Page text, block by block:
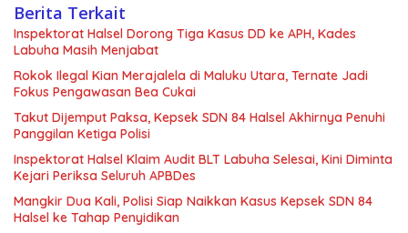
Berita Terkait
Inspektorat Halsel Dorong Tiga Kasus DD ke APH, Kades
Labuha Masih Menjabat
Rokok Ilegal Kian Merajalela di Maluku Utara, Ternate Jadi
Fokus Pengawasan Bea Cukai
Takut Dijemput Paksa, Kepsek SDN 84 Halsel Akhirnya Penuhi
Panggilan Ketiga Polisi
Inspektorat Halsel Klaim Audit BLT Labuha Selesai, Kini Diminta
Kejari Periksa Seluruh APBDes
Mangkir Dua Kali, Polisi Siap Naikkan Kasus Kepsek SDN 84
Halsel ke Tahap Penyidikan